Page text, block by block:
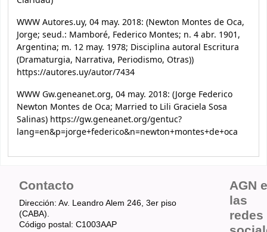
WWW Autores.uy, 04 may. 2018: (Newton Montes de Oca,
Jorge; seud.: Mamboré, Federico Montes; n. 4 abr. 1901,
Argentina; m. 12 may. 1978; Disciplina autoral Escritura
(Dramaturgia, Narrativa, Periodismo, Otras))
https://autores.uy/autor/7434
WWW Gw.geneanet.org, 04 may. 2018: (Jorge Federico
Newton Montes de Oca; Married to Lili Graciela Sosa
Salinas) https://gw.geneanet.org/gentuc?
lang=en&p=jorge+federico&n=newton+montes+de+oca
Contacto
Dirección: Av. Leandro Alem 246, 3er piso
(CABA).
Código postal: C1003AAP
AGN
las
redes